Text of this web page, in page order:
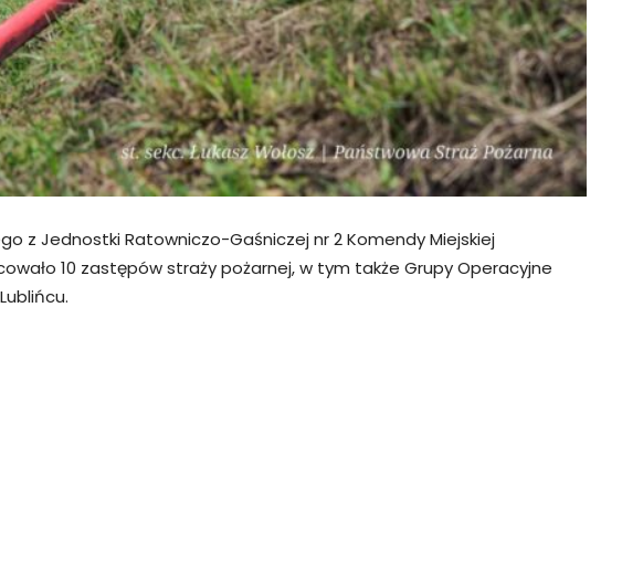
z Jednostki Ratowniczo-Gaśniczej nr 2 Komendy Miejskiej
10 zastępów straży pożarnej, w tym także Grupy Operacyjne